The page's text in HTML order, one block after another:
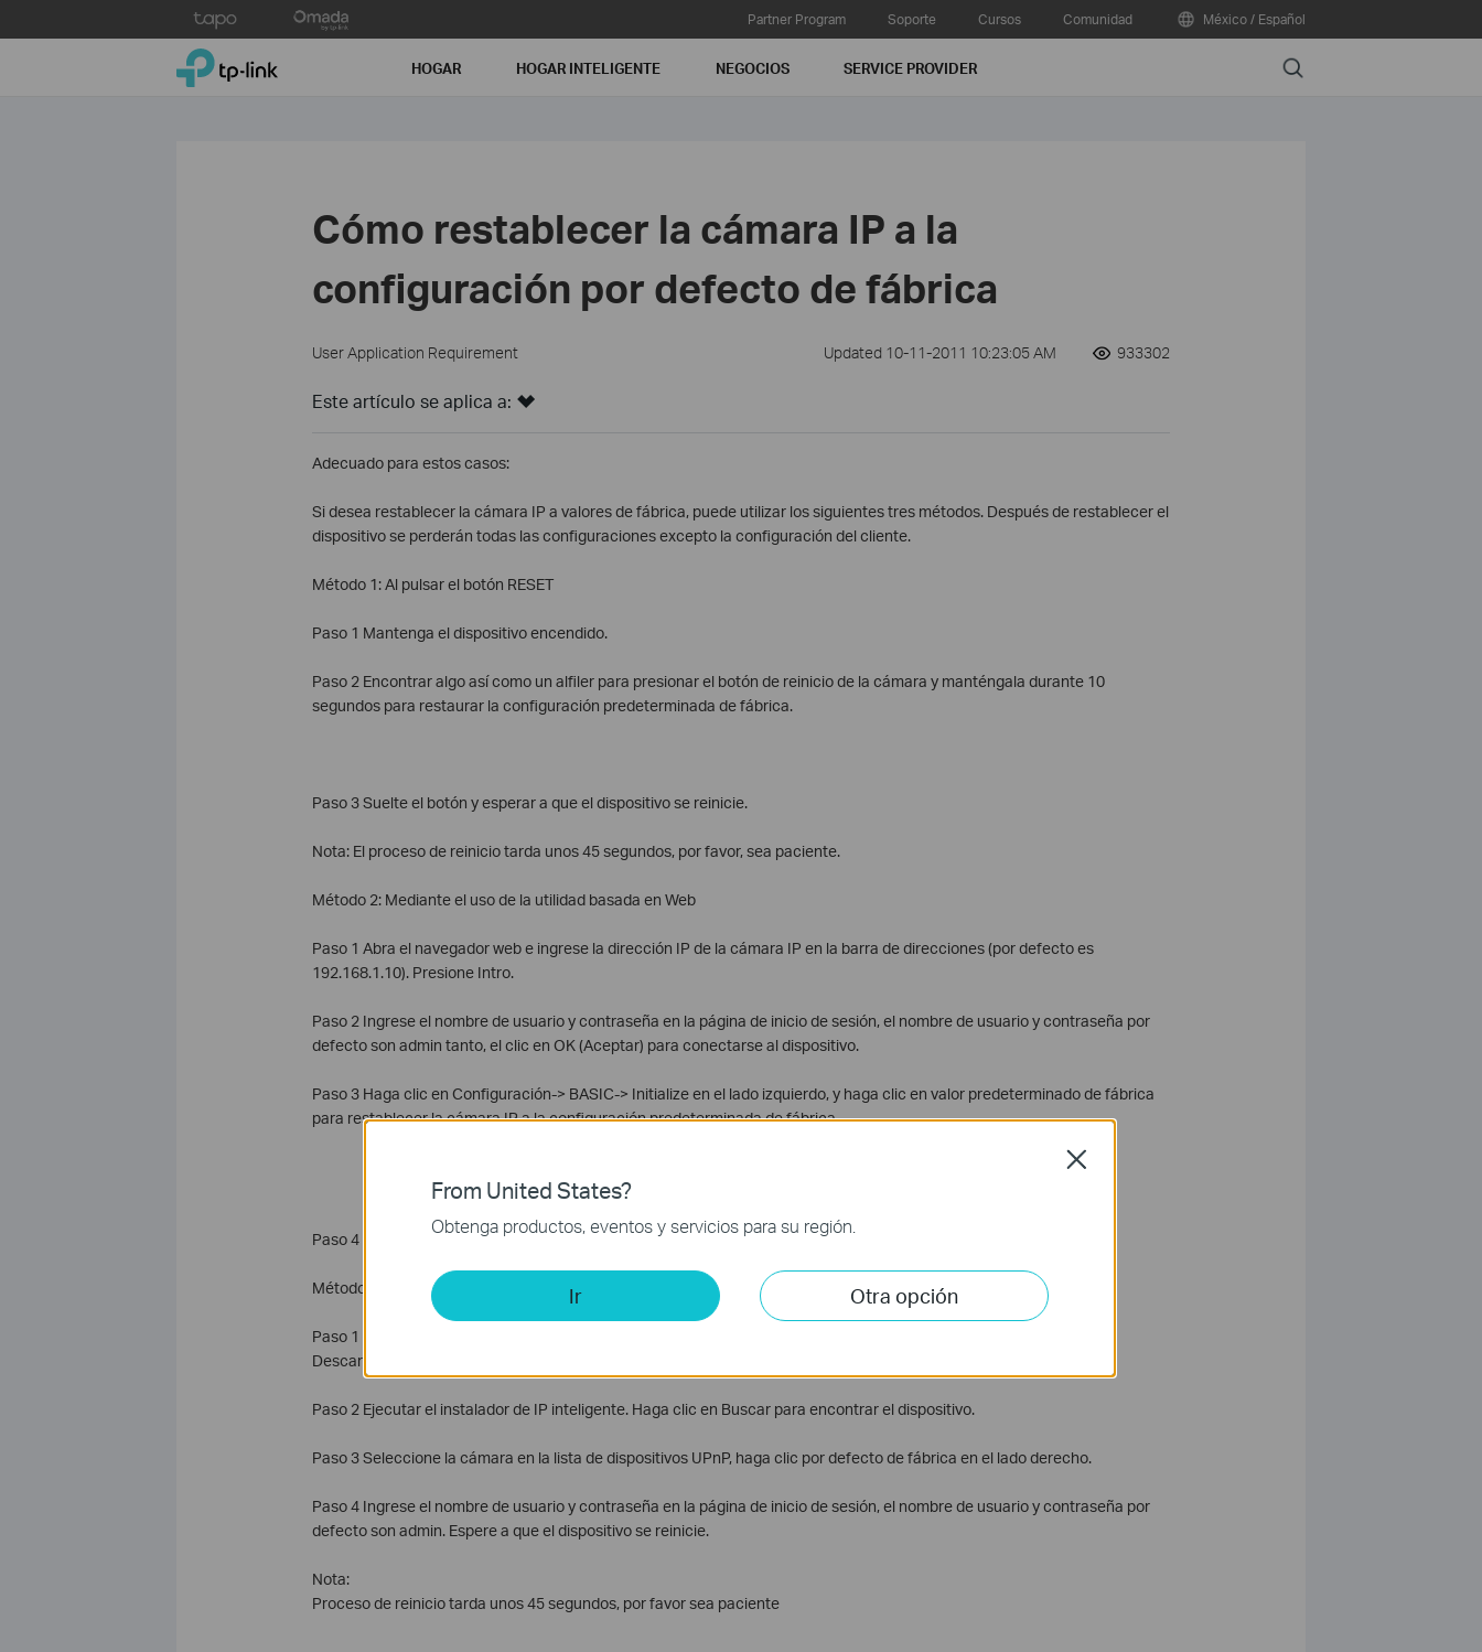
to
Partner Program Soporte Cursos Comunidad México / Español
TP-Link, Reliably Smart HOGAR HOGAR INTELIGENTE NEGOCIOS SERVICE PROVIDER Search
Cómo restablecer la cámara IP a la
configuración por defecto de fábrica
User Application Requirement Updated 10-11-2011 10:23:05 AM 933302
Este artículo se aplica a:
Adecuado para estos casos:
Si desea restablecer la cámara IP a valores de fábrica, puede utilizar los siguientes tres métodos. Después de restablecer el
dispositivo se perderán todas las configuraciones excepto la configuración del cliente.
Método 1: Al pulsar el botón RESET
Paso 1 Mantenga el dispositivo encendido.
Paso 2 Encontrar algo así como un alfiler para presionar el botón de reinicio de la cámara y manténgala durante 10
segundos para restaurar la configuración predeterminada de fábrica.
Paso 3 Suelte el botón y esperar a que el dispositivo se reinicie.
Nota: El proceso de reinicio tarda unos 45 segundos, por favor, sea paciente.
Método 2: Mediante el uso de la utilidad basada en Web
Paso 1 Abra el navegador web e ingrese la dirección IP de la cámara IP en la barra de direcciones (por defecto es
192.168.1.10). Presione Intro.
Paso 2 Ingrese el nombre de usuario y contraseña en la página de inicio de sesión, el nombre de usuario y contraseña por
defecto son admin tanto, el clic en OK (Aceptar) para conectarse al dispositivo.
Paso 3 Haga clic en Configuración-> BASIC-> Initialize en el lado izquierdo, y haga clic en valor predeterminado de fábrica
para restablecer la cámara IP a la configuración predeterminada de fábrica.
Paso 4 Espere hasta que la barra de progreso muestra su finalización.
Método 3: Mediante el uso de IP Installer inteligente
Paso 1 Descarga el instalador IP inteligente desde el sitio web e instalarlo.
Descargar la dirección:/support/download.asp c = 7
Paso 2 Ejecutar el instalador de IP inteligente. Haga clic en Buscar para encontrar el dispositivo.
Paso 3 Seleccione la cámara en la lista de dispositivos UPnP, haga clic por defecto de fábrica en el lado derecho.
Paso 4 Ingrese el nombre de usuario y contraseña en la página de inicio de sesión, el nombre de usuario y contraseña por
defecto son admin. Espere a que el dispositivo se reinicie.
Nota:
Proceso de reinicio tarda unos 45 segundos, por favor sea paciente
From United States?
Obtenga productos, eventos y servicios para su región.
Ir Otra opción
Close